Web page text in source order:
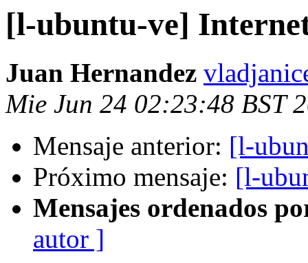
[l-ubuntu-ve]
Juan Hernandez
Mie Jun 24 02:23:48 BST
Mensaje anterior: [l-
Próximo mensaje: [l-
Mensajes ordenados
autor ]